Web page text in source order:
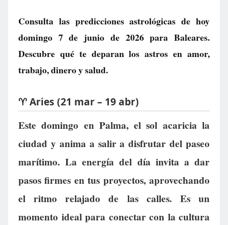
Consulta las predicciones astrológicas de hoy
domingo 7 de junio de 2026 para Baleares.
Descubre qué te deparan los astros en amor,
trabajo, dinero y salud.
♈ Aries (21 mar – 19 abr)
Este domingo en Palma, el sol acaricia la
ciudad y anima a salir a disfrutar del paseo
marítimo. La energía del día invita a dar
pasos firmes en tus proyectos, aprovechando
el ritmo relajado de las calles. Es un
momento ideal para conectar con la cultura